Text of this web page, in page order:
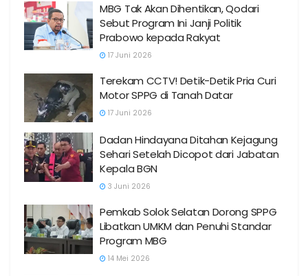
MBG Tak Akan Dihentikan, Qodari
Sebut Program Ini Janji Politik
Prabowo kepada Rakyat
17 Juni 2026
Terekam CCTV! Detik-Detik Pria Curi
Motor SPPG di Tanah Datar
17 Juni 2026
Dadan Hindayana Ditahan Kejagung
Sehari Setelah Dicopot dari Jabatan
Kepala BGN
3 Juni 2026
Pemkab Solok Selatan Dorong SPPG
Libatkan UMKM dan Penuhi Standar
Program MBG
14 Mei 2026